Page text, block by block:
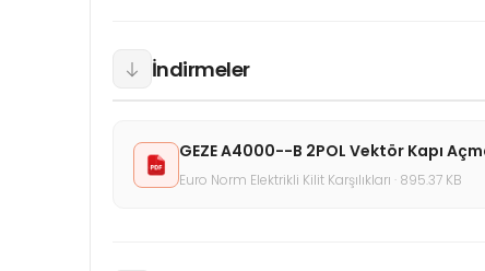
İndirmeler
GEZE A4000--B 2POL Vektör Kapı
Euro Norm Elektrikli Kilit Karşılıkları · 895.37 KB